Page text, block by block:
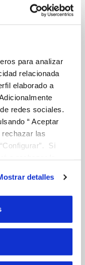
para analizar
relacionada
elaborado a
redes sociales.
“ Aceptar
rechazar las
Si
funcione y que
consultar
Cookies
detalles